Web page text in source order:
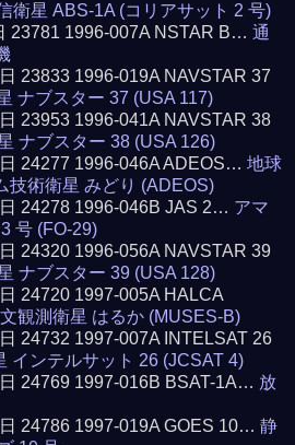
衛星 ABS-1A (コリアサット 2 号)
23781 1996-007A NSTAR B…通
23833 1996-019A NAVSTAR 37
ナブスター 37 (USA 117)
23953 1996-041A NAVSTAR 38
ナブスター 38 (USA 126)
24277 1996-046A ADEOS…地球
技術衛星 みどり (ADEOS)
24278 1996-046B JAS 2… アマ
号 (FO-29)
24320 1996-056A NAVSTAR 39
ナブスター 39 (USA 128)
24720 1997-005A HALCA
観測衛星 はるか (MUSES-B)
24732 1997-007A INTELSAT 26
インテルサット 26 (JCSAT 4)
24769 1997-016B BSAT-1A… 放
24786 1997-019A GOES 10…静